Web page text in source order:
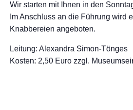
Wir starten mit Ihnen in den
Im Anschluss an die Führung wird
Knabbereien angeboten.
Leitung: Alexandra Simon-Tönges
Kosten: 2,50 Euro zzgl.